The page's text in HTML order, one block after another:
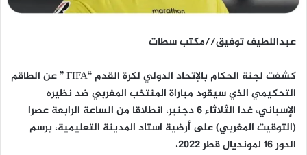
عبداللطيف توفيق//مكتب سطات
كشفت لجنة الحكام بالإتحاد الدولي لكرة القدم “FIFA ” عن الطاقم
التحكيمي الذي سيقود مباراة المنتخب المغربي ضد نظيره
الإسباني، غدا الثلاثاء 6 دجنبر، انطلاقا من الساعة الرابعة عصرا
(التوقيت المغربي) على أرضية استاد المدينة التعليمية، برسم
الدور 16 لمونديال قطر 2022،